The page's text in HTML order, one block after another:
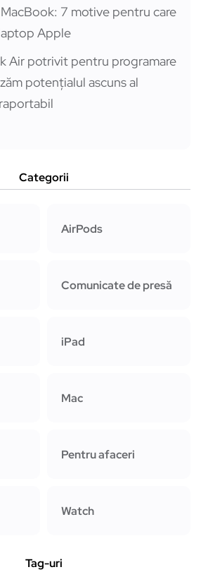
7 motive pentru care
Apple
Air potrivit pentru programare
potențialul ascuns al
Categorii
AirPods
Comunicate de presă
iPad
Mac
Pentru afaceri
Watch
Tag-uri